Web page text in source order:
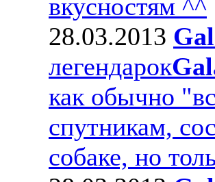
вкусностям ^^
28.03.2013
легендарок
как обычно
спутникам,
собаке, но